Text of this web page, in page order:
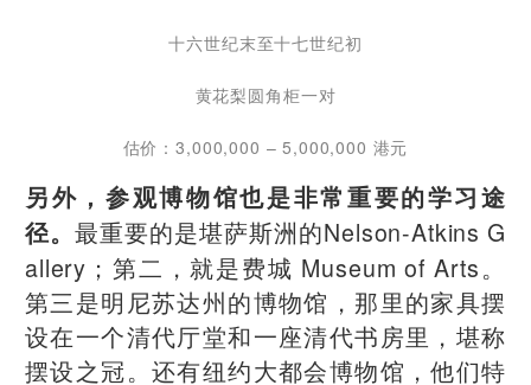
十六世纪末至十七世纪初
黄花梨圆角柜一对
估价：3,000,000 – 5,000,000 港元
另外，参观博物馆也是非常重要的学习途
径。最重要的是堪萨斯洲的Nelson-Atkins G
allery；第二，就是费城 Museum of Arts。
第三是明尼苏达州的博物馆，那里的家具摆
设在一个清代厅堂和一座清代书房里，堪称
摆设之冠。还有纽约大都会博物馆，他们特